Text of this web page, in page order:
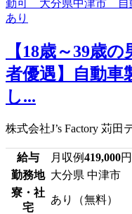
【18歳～39歳
者優遇】自動車
し...
株式会社J’s Factory 苅田
給与 月収例419,000円
勤務地 大分県 中津市
寮・社
宅
あり（無料）